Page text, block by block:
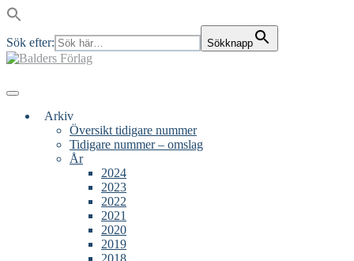
Sök efter: Sökknapp
Skip
Menu
Arkiv
Översikt tidigare nummer
Tidigare nummer – omslag
År
2024
2023
2022
2021
2020
2019